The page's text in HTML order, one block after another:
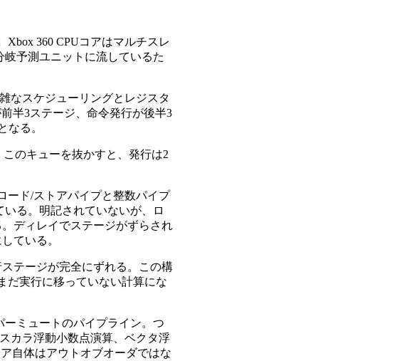
360 CPUコアはマルチスレ
予測ユニットに流しているた
なスケジューリングとレジスタ
半3ステージ、命令発行が後半3
なる。
のキューを抜かすと、発行は2
ード/ストアパイプと整数パイプ
る。明記されていないが、ロ
ディレイでステージがずらされ
ている。
テージが完全にずれる。この構
だ実行に移っていない計算にな
ミュートのパイプライン。つ
カラ浮動小数点演算、ベクタ浮
自体はアウトオブオーダではな